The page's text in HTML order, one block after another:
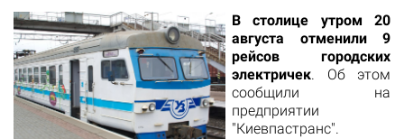
В столице утром 20
августа отменили 9
рейсов городских
электричек. Об этом
сообщили на
предприятии
"Киевпастранс".